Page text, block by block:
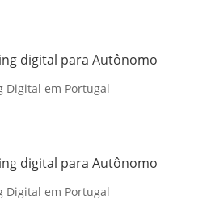
digital para Autônomo
Digital em Portugal
digital para Autônomo
Digital em Portugal